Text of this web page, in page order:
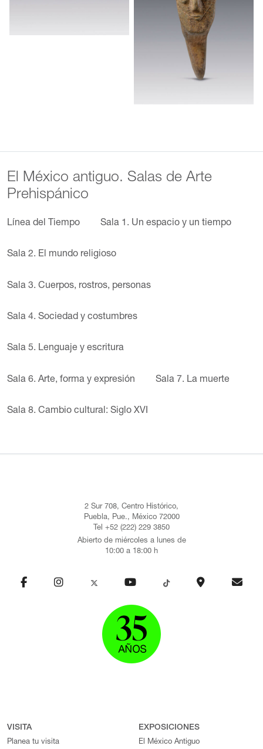
El México antiguo. Salas de Arte
Prehispánico
Línea del Tiempo Sala 1. Un espacio y un tiempo
Sala 2. El mundo religioso
Sala 3. Cuerpos, rostros, personas
Sala 4. Sociedad y costumbres
Sala 5. Lenguaje y escritura
Sala 6. Arte, forma y expresión Sala 7. La muerte
Sala 8. Cambio cultural: Siglo XVI
2 Sur 708, Centro Histórico,
Puebla, Pue., México 72000
Tel +52 (222) 229 3850
Abierto de miércoles a lunes de
10:00 a 18:00 h
VISITA
Planea tu visita
EXPOSICIONES
El México Antiguo